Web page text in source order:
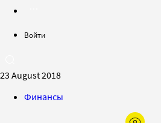
Войти
23 August 2018
Финансы